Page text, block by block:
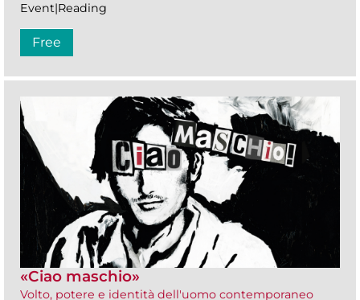
Event|Reading
Free
«Ciao maschio»
Volto, potere e identità dell'uomo contemporaneo